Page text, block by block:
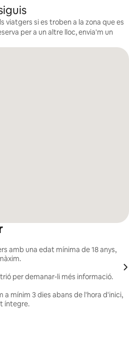
viatgers si es troben a la zona que es
per a un altre lloc, envia'm un
amb una edat mínima de 18 anys,
per demanar-li més informació.
a mínim 3 dies abans de l'hora d'inici,
íntegre.